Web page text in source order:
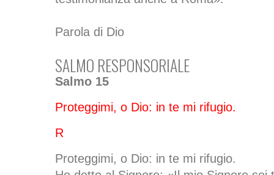
Parola di Dio
SALMO RESPONSORIALE
Salmo 15
Proteggimi, o Dio: in te mi rifugio.
R
Proteggimi, o Dio: in te mi rifugio.